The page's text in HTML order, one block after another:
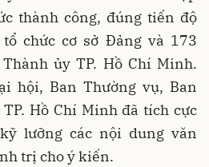
thành công, đúng tiến độ
chức cơ sở Đảng và 173
ủy TP. Hồ Chí Minh.
hội, Ban Thường vụ, Ban
Hồ Chí Minh đã tích cực
lưỡng các nội dung văn
trị cho ý kiến.